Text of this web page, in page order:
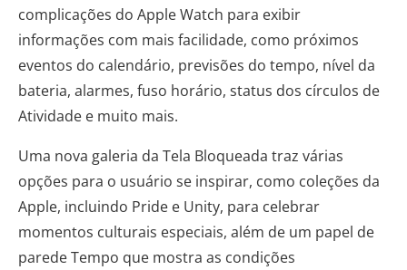
complicações do Apple Watch para exibir
informações com mais facilidade, como próximos
eventos do calendário, previsões do tempo, nível da
bateria, alarmes, fuso horário, status dos círculos de
Atividade e muito mais.
Uma nova galeria da Tela Bloqueada traz várias
opções para o usuário se inspirar, como coleções da
Apple, incluindo Pride e Unity, para celebrar
momentos culturais especiais, além de um papel de
parede Tempo que mostra as condições